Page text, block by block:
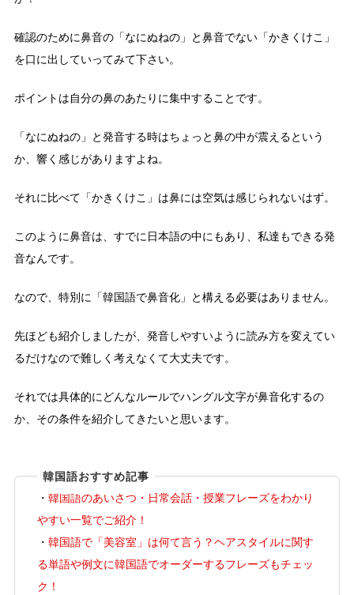
確認のために鼻音の「なにぬねの」と鼻音でない「かきくけこ」
を口に出していってみて下さい。
ポイントは自分の鼻のあたりに集中することです。
「なにぬねの」と発音する時はちょっと鼻の中が震えるという
か、響く感じがありますよね。
それに比べて「かきくけこ」は鼻には空気は感じられないはず。
このように鼻音は、すでに日本語の中にもあり、私達もできる発
音なんです。
なので、特別に「韓国語で鼻音化」と構える必要はありません。
先ほども紹介しましたが、発音しやすいように読み方を変えてい
るだけなので難しく考えなくて大丈夫です。
それでは具体的にどんなルールでハングル文字が鼻音化するの
か、その条件を紹介してきたいと思います。
韓国語おすすめ記事
・ 韓国語のあいさつ・日常会話・授業フレーズをわかり
やすい一覧でご紹介！
・ 韓国語で「美容室」は何て言う？ヘアスタイルに関す
る単語や例文に韓国語でオーダーするフレーズもチェッ
ク！